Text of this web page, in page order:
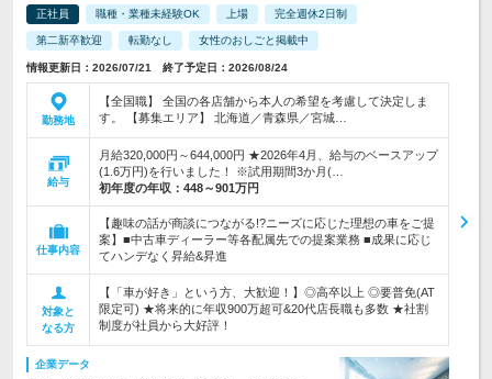
正社員 職種・業種未経験OK 上場 完全週休2日制
第二新卒歓迎 転勤なし 女性のおしごと掲載中
情報更新日：2026/07/21 終了予定日：2026/08/24
勤務地
【全国職】 全国の各店舗から本人の希望を考慮して決定しま
す。 【募集エリア】 北海道／青森県／宮城…
給与
月給320,000円～644,000円 ★2026年4月、給与のベースアップ
(1.6万円)を行いました！ ※試用期間3か月(…
初年度の年収： 448～901万円
仕事内容
【趣味の話が商談につながる!?ニーズに応じた理想の車をご提
案】■中古車ディーラー等各配属先での提案業務 ■成果に応じ
てハンデなく昇給&昇進
対象と
なる方
【「車が好き」という方、大歓迎！】◎高卒以上 ◎要普免(AT
限定可) ★将来的に年収900万超可&20代店長職も多数 ★社割
制度が社員から大好評！
企業データ